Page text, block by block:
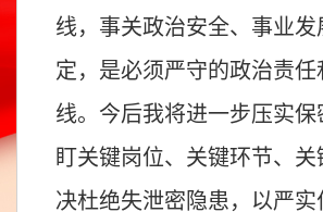
线，事关政治安全、事业发
定，是必须严守的政治责任
线。今后我将进一步压实保
盯关键岗位、关键环节、
决杜绝失泄密隐患，以严实